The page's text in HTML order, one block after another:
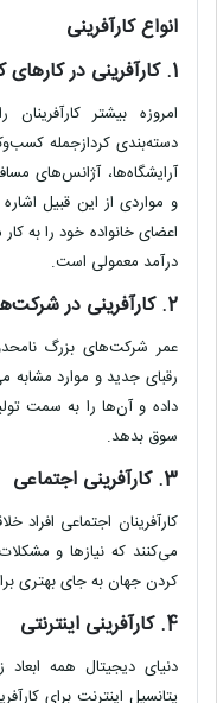
انواع کارآفرینی
1. کارآفرینی در کارهای کوچک
امروزه بیشتر
دسته‌بندی کردازجمله
آرایشگاه‌ها، آژانس‌های
و مواردی از این قبیل
اعضای خانواده خود را به
درآمد معمولی است.
2. کارآفرینی در شرکت‌های بزرگ
عمر شرکت‌های بزرگ
رقبای جدید و موارد مشابه
داده و آن‌ها را به سمت
سوق بدهد.
3. کارآفرینی اجتماعی
کارآفرینان اجتماعی
می‌کنند که نیازها و
کردن جهان به ‌جای بهتری
4. کارآفرینی اینترنتی
دنیای دیجیتال همه
پتانسیل اینترنت برای